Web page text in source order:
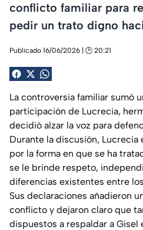
conflicto familiar para
pedir un trato digno
Publicado 16/06/2026 | 🕑 20:21
La controversia familiar sumó
participación de Lucrecia,
decidió alzar la voz para
Durante la discusión,
por la forma en que se ha
se le brinde respeto,
diferencias existentes entre
Sus declaraciones añadieron
conflicto y dejaron claro que
dispuestos a respaldar a Gisel